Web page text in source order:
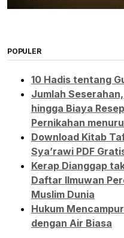
POPULER
10 Hadis tentang
Jumlah
hingga Biaya
Pernikahan
Download Kitab
Sya’rawi PDF
Kerap Dianggap
Daftar Ilmuwan
Muslim Dunia
Hukum
dengan Air Biasa